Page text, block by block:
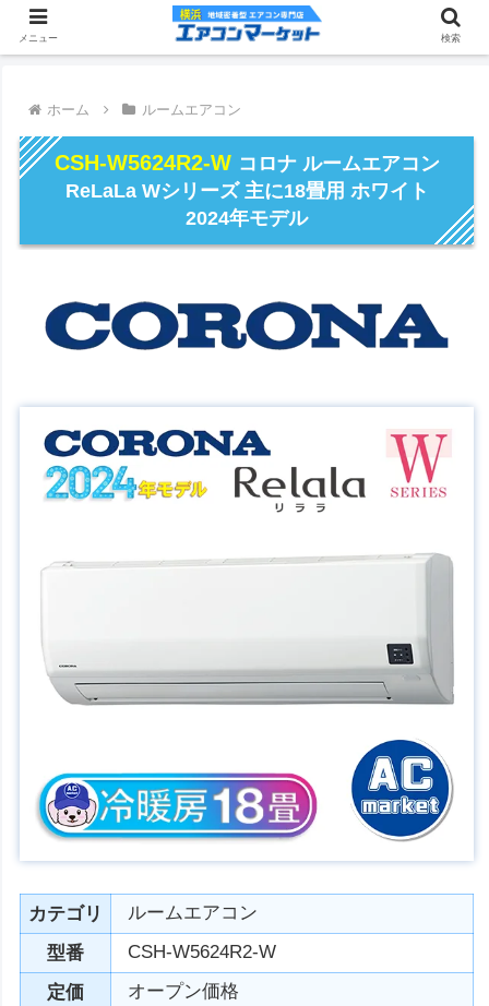
ホーム ルームエアコン
CSH-W5624R2-W コロナ ルームエアコン
ReLaLa Wシリーズ 主に18畳用 ホワイト
2024年モデル
カテゴリ
ルームエアコン
型番
CSH-W5624R2-W
定価
オープン価格
メニュー 検索